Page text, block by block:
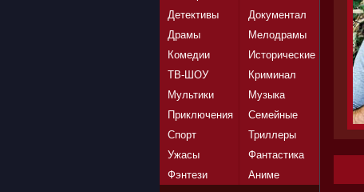
Детективы
Документал
Драмы
Мелодрамы
Комедии
Исторические
ТВ-ШОУ
Криминал
Мультики
Музыка
Приключения
Семейные
Спорт
Триллеры
Ужасы
Фантастика
Фэнтези
Аниме